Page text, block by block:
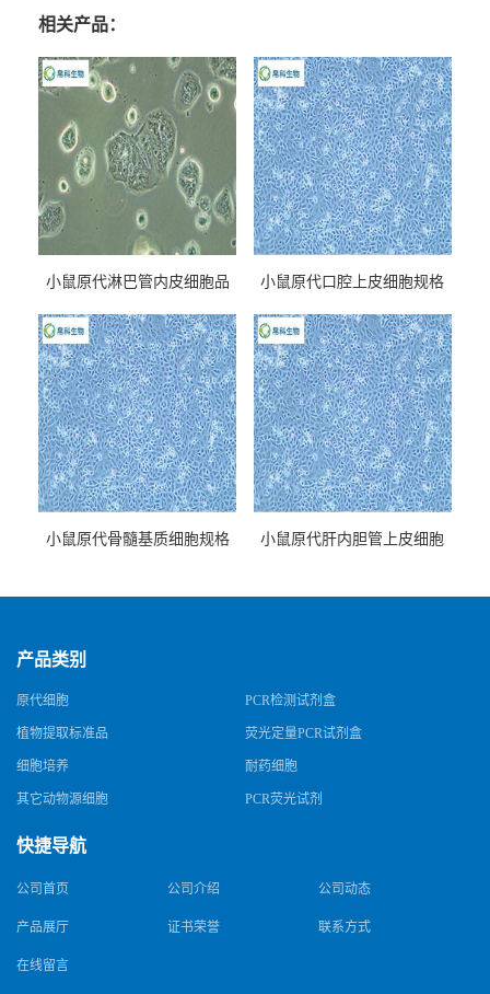
相关产品：
小鼠原代淋巴管内皮细胞品
小鼠原代口腔上皮细胞规格
小鼠原代骨髓基质细胞规格
小鼠原代肝内胆管上皮细胞
产品类别
原代细胞 PCR检测试剂盒
植物提取标准品 荧光定量PCR试剂盒
细胞培养 耐药细胞
其它动物源细胞 PCR荧光试剂
快捷导航
公司首页 公司介绍 公司动态
产品展厅 证书荣誉 联系方式
在线留言